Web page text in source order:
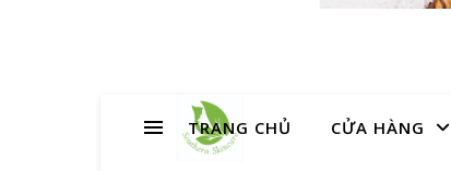
TRANG CHỦ CỬA HÀNG